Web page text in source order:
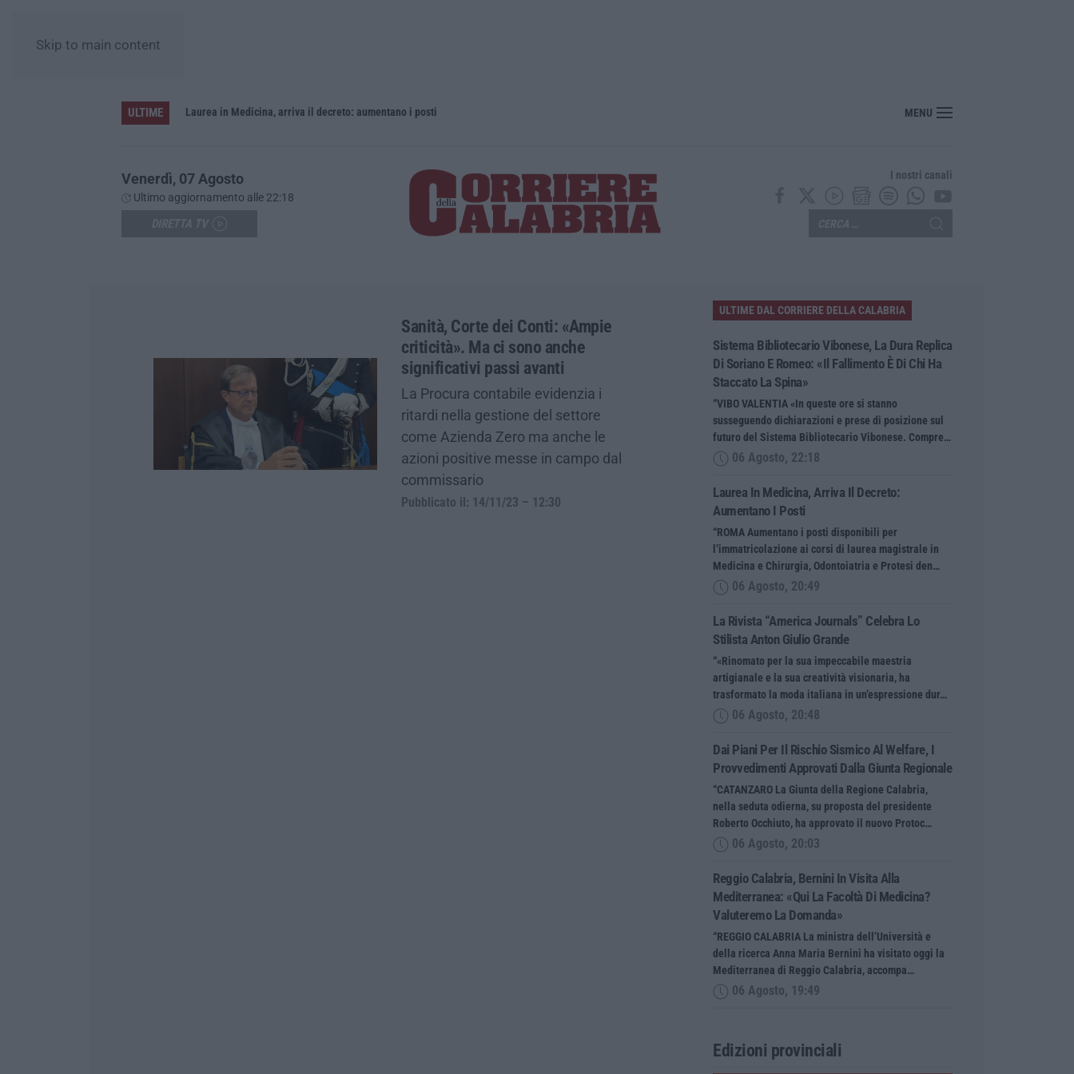
Skip to main content
ULTIME
Sistema bibliotecario vibonese, la dura replica di Soriano e Romeo: «Il fallimento è di chi ha staccato la spina» Laurea in Medicina, arriva il decreto: aumentano i posti La rivista “America Journals” celebra lo stilista Anton Giulio Grande
MENU
Venerdì, 07 Agosto
Ultimo aggiornamento alle 22:18
I nostri canali
Sanità, Corte dei Conti: «Ampie
criticità». Ma ci sono anche
significativi passi avanti
La Procura contabile evidenzia i
ritardi nella gestione del settore
come Azienda Zero ma anche le
azioni positive messe in campo dal
commissario
Pubblicato il: 14/11/23 – 12:30
ULTIME DAL CORRIERE DELLA CALABRIA
Sistema Bibliotecario Vibonese, La Dura Replica
Di Soriano E Romeo: «Il Fallimento È Di Chi Ha
Staccato La Spina»
“VIBO VALENTIA «In queste ore si stanno
susseguendo dichiarazioni e prese di posizione sul
futuro del Sistema Bibliotecario Vibonese. Compre…
06 Agosto, 22:18
Laurea In Medicina, Arriva Il Decreto:
Aumentano I Posti
“ROMA Aumentano i posti disponibili per
l’immatricolazione ai corsi di laurea magistrale in
Medicina e Chirurgia, Odontoiatria e Protesi den…
06 Agosto, 20:49
La Rivista “America Journals” Celebra Lo
Stilista Anton Giulio Grande
“«Rinomato per la sua impeccabile maestria
artigianale e la sua creatività visionaria, ha
trasformato la moda italiana in un’espressione dur…
06 Agosto, 20:48
Dai Piani Per Il Rischio Sismico Al Welfare, I
Provvedimenti Approvati Dalla Giunta Regionale
“CATANZARO La Giunta della Regione Calabria,
nella seduta odierna, su proposta del presidente
Roberto Occhiuto, ha approvato il nuovo Protoc…
06 Agosto, 20:03
Reggio Calabria, Bernini In Visita Alla
Mediterranea: «Qui La Facoltà Di Medicina?
Valuteremo La Domanda»
“REGGIO CALABRIA La ministra dell’Università e
della ricerca Anna Maria Bernini ha visitato oggi la
Mediterranea di Reggio Calabria, accompa…
06 Agosto, 19:49
Edizioni provinciali